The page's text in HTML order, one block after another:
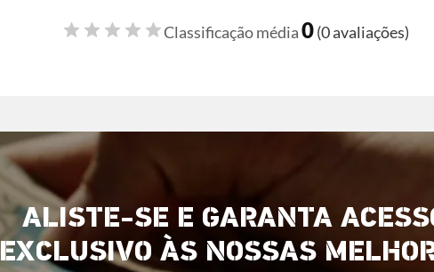
Classificação média0(0 avaliações)
ALISTE-SE E GARANTA
EXCLUSIVO ÀS NOSSAS